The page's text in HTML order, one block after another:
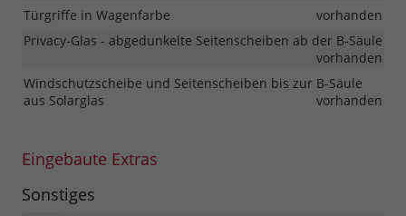
Türgriffe in Wagenfarbe
vorhanden
Privacy-Glas - abgedunkelte Seitenscheiben ab der B-Säule
vorhanden
Windschutzscheibe und Seitenscheiben bis zur B-Säule
aus Solarglas
vorhanden
Eingebaute Extras
Sonstiges